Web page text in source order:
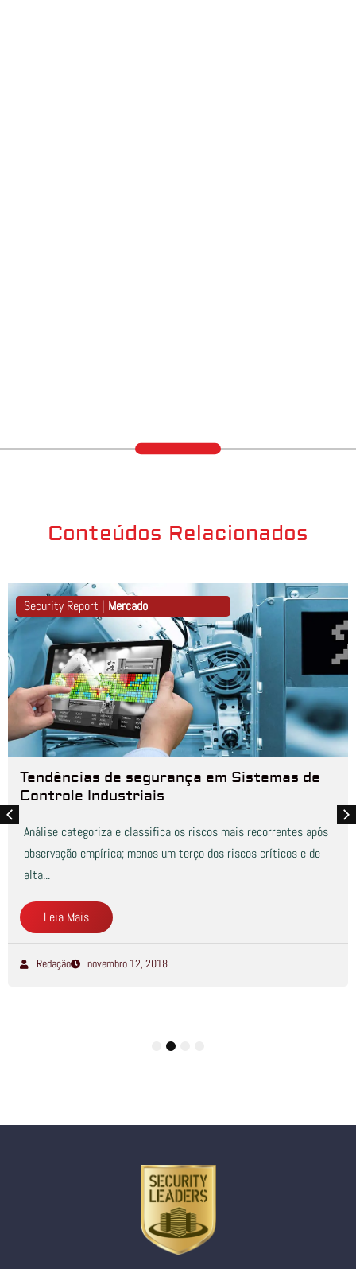
Conteúdos Relacionados
Security Report | Mercado
Tendências de segurança em Sistemas de
Controle Industriais
Análise categoriza e classifica os riscos mais recorrentes após
observação empírica; menos um terço dos riscos críticos e de
alta...
Leia Mais
Redação novembro 12, 2018